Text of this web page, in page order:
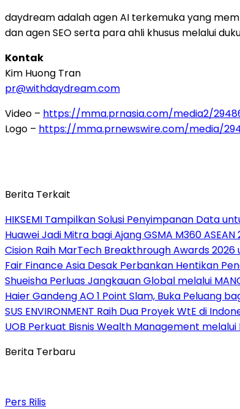
daydream adalah agen AI terkemuka yang
dan agen SEO serta para ahli khusus melalui
Kontak
Kim Huong Tran
pr@withdaydream.com
Video – https://mma.prnasia.com/media2/
Logo – https://mma.prnewswire.com/media/
Berita Terkait
HIKSEMI Tampilkan Solusi Penyimpanan Data
Huawei Jadi Mitra bagi Ajang GSMA M360 ASEAN
Cision Raih MarTech Breakthrough Awards
Fair Finance Asia Desak Perbankan Hentikan
Shueisha Perluas Jangkauan Global melalui
Haier Gandeng AO 1 Point Slam, Buka Peluang
SUS ENVIRONMENT Raih Dua Proyek WtE di
UOB Perkuat Bisnis Wealth Management
Berita Terbaru
Pers Rilis